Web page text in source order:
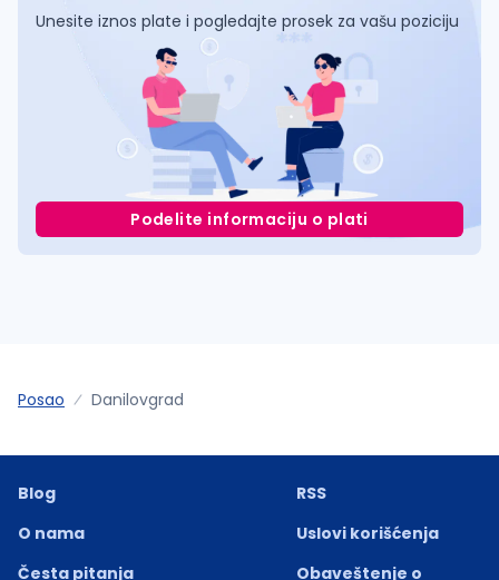
Unesite iznos plate i pogledajte prosek za vašu poziciju
Podelite informaciju o plati
Posao Danilovgrad
Blog
O nama
Česta pitanja
RSS
Uslovi korišćenja
Obaveštenje o